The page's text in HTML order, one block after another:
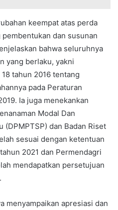
keempat atas perda
dan susunan
bahwa seluruhnya
yang berlaku, yakni
tahun 2016 tentang
pada Peraturan
Ia juga menekankan
Modal Dan
(DPMPTSP) dan Badan Riset
sesuai dengan ketentuan
2021 dan Permendagri
mendapatkan persetujuan
menyampaikan apresiasi dan